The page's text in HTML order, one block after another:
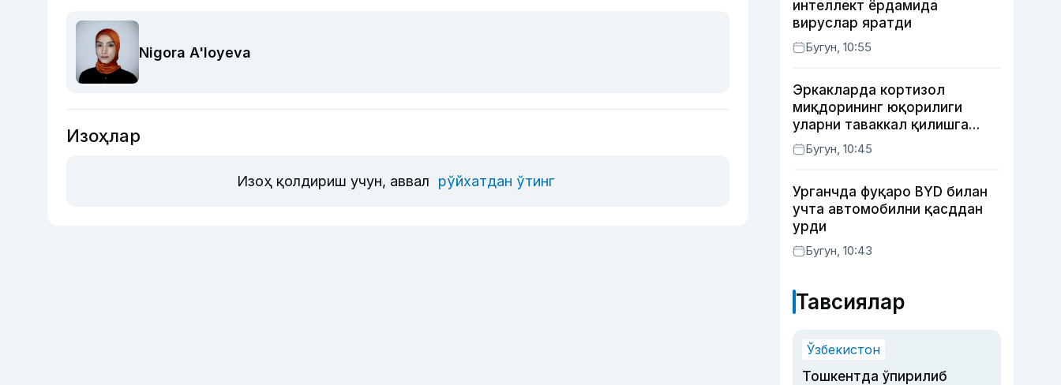
Nigora A'loyeva
Изоҳлар
Изоҳ қолдириш учун, аввал рўйхатдан ўтинг
интеллект ёрдамида
вируслар яратди
Бугун, 10:55
Эркакларда кортизол
миқдорининг юқорилиги
уларни таваккал қилишга
Бугун, 10:45
Урганчда фуқаро BYD билан
учта автомобилни қасддан
урди
Бугун, 10:43
Тавсиялар
Ўзбекистон
Тошкентда ўпирилиб